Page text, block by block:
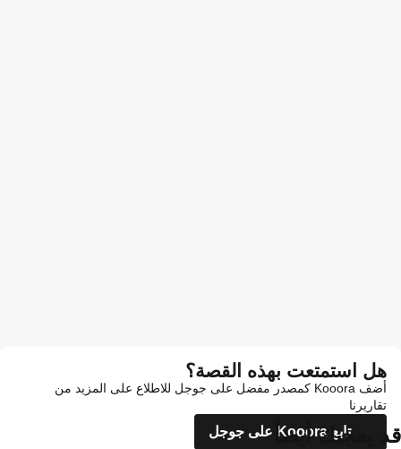
هل استمتعت بهذه القصة؟
أضف Kooora كمصدر مفضل على جوجل للاطلاع على المزيد من
تقاريرنا
تابع Kooora على جوجل
قد يعجبك أيضاً